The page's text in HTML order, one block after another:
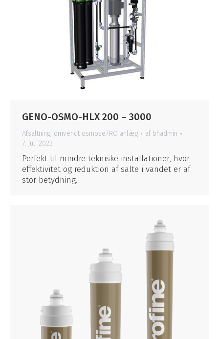
GENO-OSMO-HLX 200 – 3000
Afsaltning, omvendt osmose/RO anlæg af bhadmin
7. juli 2023
Perfekt til mindre tekniske installationer, hvor
effektivitet og reduktion af salte i vandet er af
stor betydning.